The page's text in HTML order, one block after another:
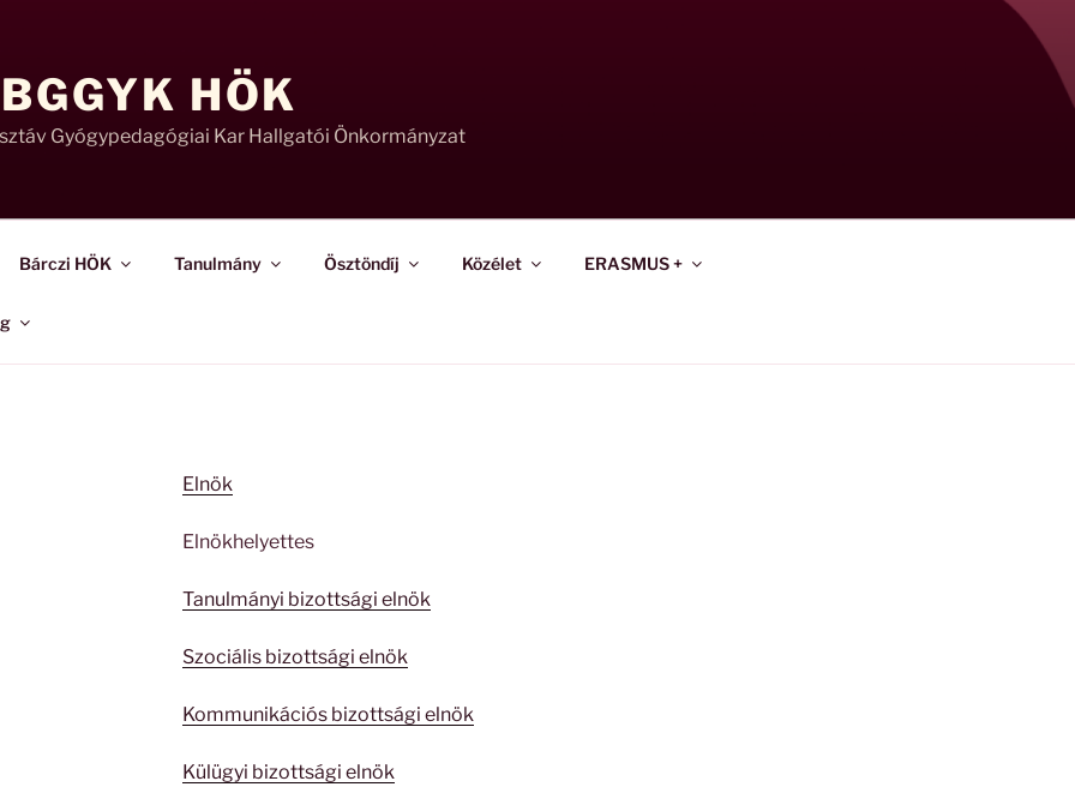
HÖK
Gyógypedagógiai Kar Hallgatói Önkormányzat
Bárczi HÖK Tanulmány Ösztöndíj Közélet ERASMUS +
Elnök
Elnökhelyettes
Tanulmányi bizottsági elnök
Szociális bizottsági elnök
Kommunikációs bizottsági elnök
Külügyi bizottsági elnök